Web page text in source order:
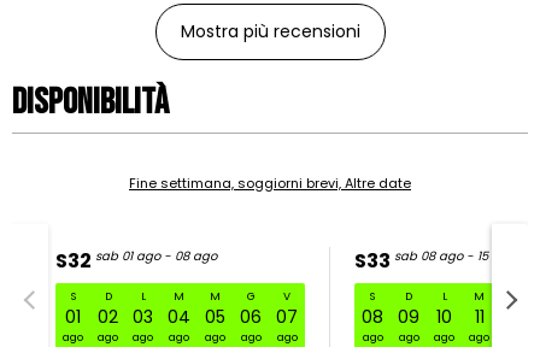
Mostra più recensioni
Disponibilità
Fine settimana, soggiorni brevi, Altre date
S32 sab 01 ago - 08 ago
S
01
ago
D
02
ago
L
03
ago
M
04
ago
M
05
ago
G
06
ago
V
07
ago
S33 sab 08 ago - 15 ago
S
08
ago
D
09
ago
L
10
ago
M
11
ago
M
12
S32 sab 01 ago - 08 ago